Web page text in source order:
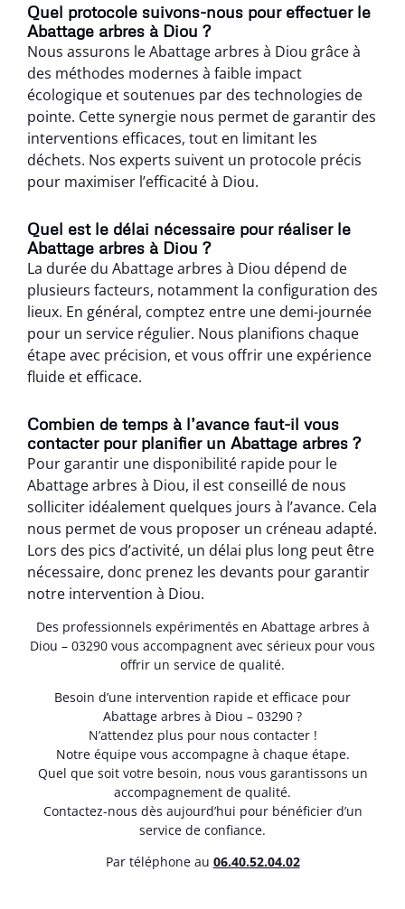
Quel protocole suivons-nous pour effectuer le
Abattage arbres à Diou ?
Nous assurons le Abattage arbres à Diou grâce à
des méthodes modernes à faible impact
écologique et soutenues par des technologies de
pointe. Cette synergie nous permet de garantir des
interventions efficaces, tout en limitant les
déchets. Nos experts suivent un protocole précis
pour maximiser l’efficacité à Diou.
Quel est le délai nécessaire pour réaliser le
Abattage arbres à Diou ?
La durée du Abattage arbres à Diou dépend de
plusieurs facteurs, notamment la configuration des
lieux. En général, comptez entre une demi-journée
pour un service régulier. Nous planifions chaque
étape avec précision, et vous offrir une expérience
fluide et efficace.
Combien de temps à l’avance faut-il vous
contacter pour planifier un Abattage arbres ?
Pour garantir une disponibilité rapide pour le
Abattage arbres à Diou, il est conseillé de nous
solliciter idéalement quelques jours à l’avance. Cela
nous permet de vous proposer un créneau adapté.
Lors des pics d’activité, un délai plus long peut être
nécessaire, donc prenez les devants pour garantir
notre intervention à Diou.
Des professionnels expérimentés en Abattage arbres à
Diou – 03290 vous accompagnent avec sérieux pour vous
offrir un service de qualité.
Besoin d’une intervention rapide et efficace pour
Abattage arbres à Diou – 03290 ?
N’attendez plus pour nous contacter !
Notre équipe vous accompagne à chaque étape.
Quel que soit votre besoin, nous vous garantissons un
accompagnement de qualité.
Contactez-nous dès aujourd’hui pour bénéficier d’un
service de confiance.
Par téléphone au 06.40.52.04.02